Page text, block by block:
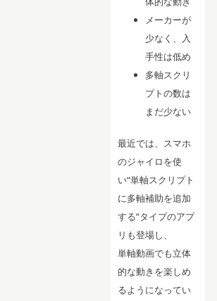
メーカーが
少なく、入
手性は低め
多軸スクリ
プトの数は
まだ少ない
最近では、スマホ
のジャイロを使
い“単軸スクリプト
に多軸補助を追加
する”タイプのアプ
リも登場し、
単軸動画でも立体
的な動きを楽しめ
るようになってい